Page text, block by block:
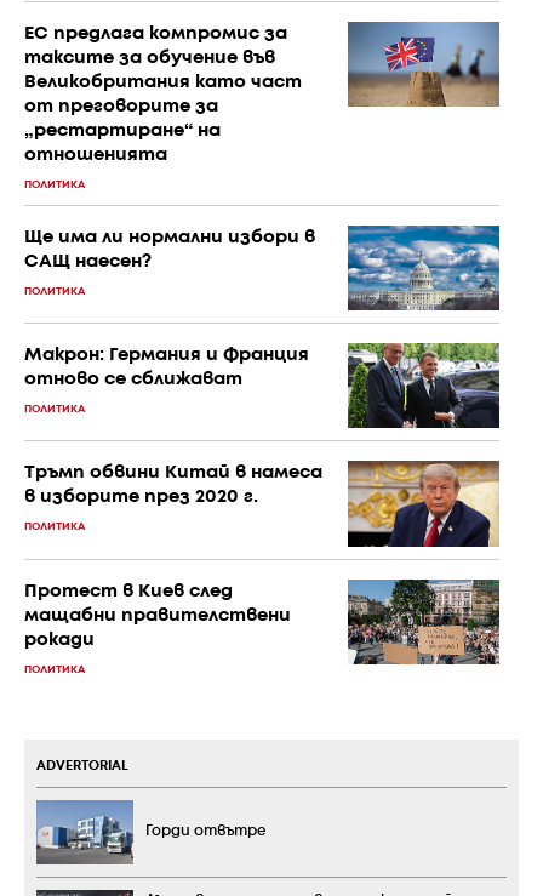
ЕС предлага компромис за
таксите за обучение във
Великобритания като част
от преговорите за
„рестартиране“ на
отношенията
ПОЛИТИКА
Ще има ли нормални избори в
САЩ наесен?
ПОЛИТИКА
Макрон: Германия и Франция
отново се сближават
ПОЛИТИКА
Тръмп обвини Китай в намеса
в изборите през 2020 г.
ПОЛИТИКА
Протест в Киев след
мащабни правителствени
рокади
ПОЛИТИКА
ADVERTORIAL
Горди отвътре